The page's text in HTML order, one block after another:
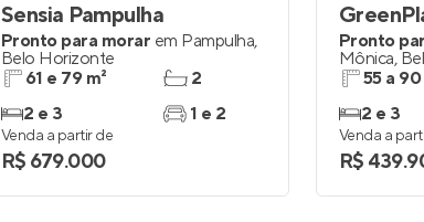
Sensia Pampulha
Pronto para morar em Pampulha,
Belo Horizonte
61 e 79 m²
2 e 3
2
1 e 2
Venda a partir de
R$ 679.000
Pronto
Mônica,
55 a 90
2 e 3
Venda a
R$